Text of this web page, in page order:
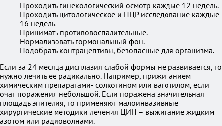
Проходить гинекологический осмотр каждые 12 недель.
Проходить цитологическое и ПЦР исследование каждые
16 недель.
Принимать противовоспалительные.
Нормализовать гормональный фон.
Подобрать контрацептивы, безопасные для организма.
Если за 24 месяца дисплазия слабой формы не развивается, то
нужно лечить ее радикально. Например, прижиганием
химическим препаратами- солкогином или ваготилом, если
очаг поражения небольшой. Если поражена значительная
площадь эпителия, то применяют малоинвазивные
хирургические методики лечения ЦИН – выжигание жидким
азотом или радиоволнами.